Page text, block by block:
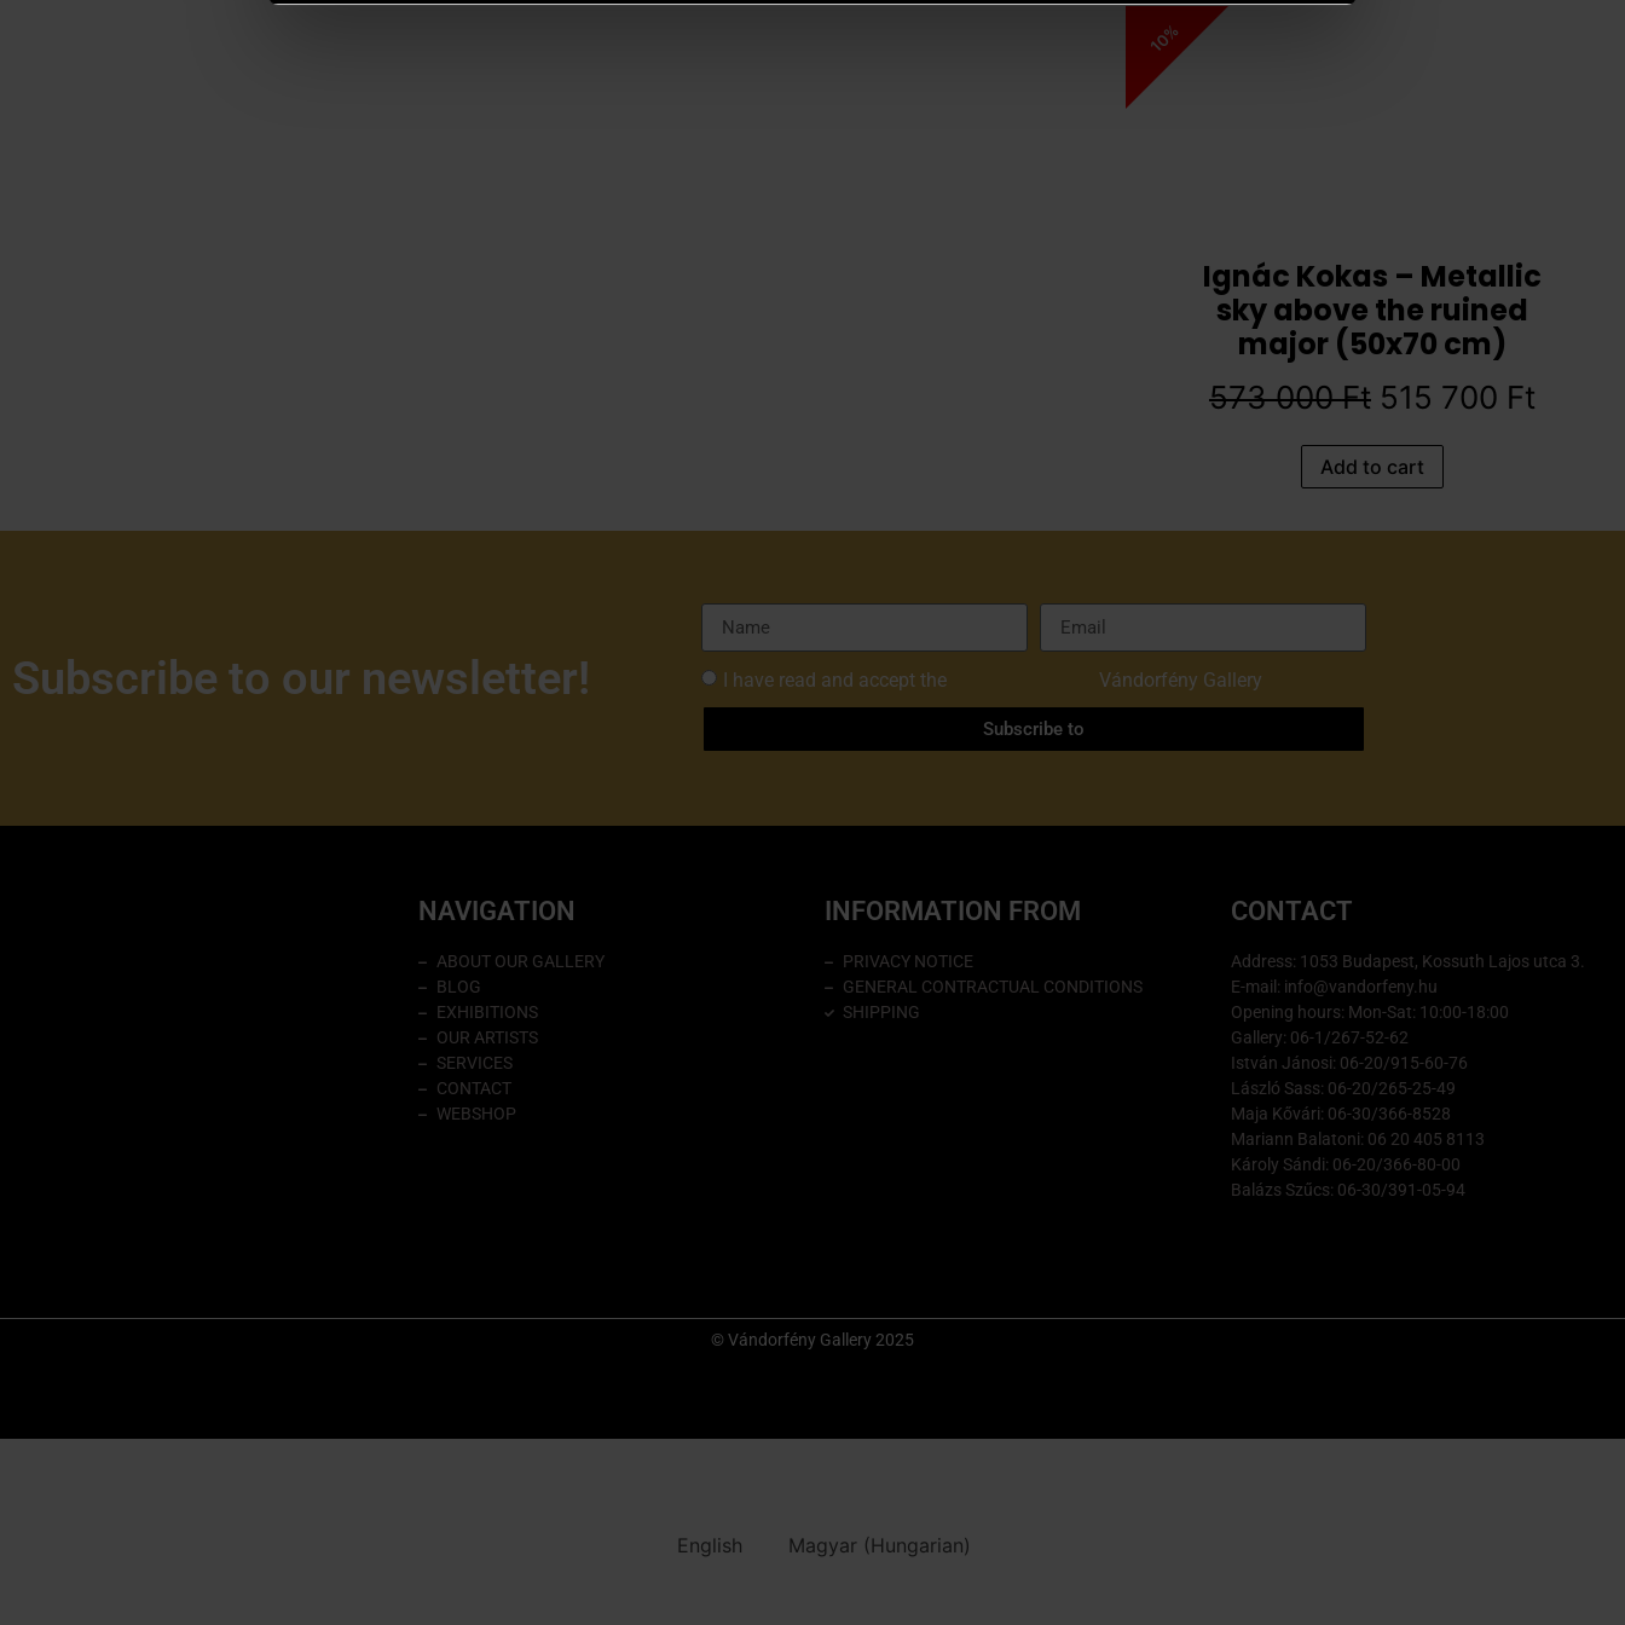
10%
Ignác Kokas – Metallic
sky above the ruined
major (50x70 cm)
573 000Ft 515 700 Ft
Add to cart
Subscribe to our newsletter! I have read and accept the Vándorfény Gallery
Subscribe to
NAVIGATION
ABOUT OUR GALLERY
BLOG
EXHIBITIONS
OUR ARTISTS
SERVICES
CONTACT
WEBSHOP
INFORMATION FROM
PRIVACY NOTICE
GENERAL CONTRACTUAL CONDITIONS
SHIPPING
CONTACT
Address: 1053 Budapest, Kossuth Lajos utca 3.
E-mail: info@vandorfeny.hu
Opening hours: Mon-Sat: 10:00-18:00
Gallery: 06-1/267-52-62
István Jánosi: 06-20/915-60-76
László Sass: 06-20/265-25-49
Maja Kővári: 06-30/366-8528
Mariann Balatoni: 06 20 405 8113
Károly Sándi: 06-20/366-80-00
Balázs Szűcs: 06-30/391-05-94
© Vándorfény Gallery 2025
English Magyar (Hungarian)